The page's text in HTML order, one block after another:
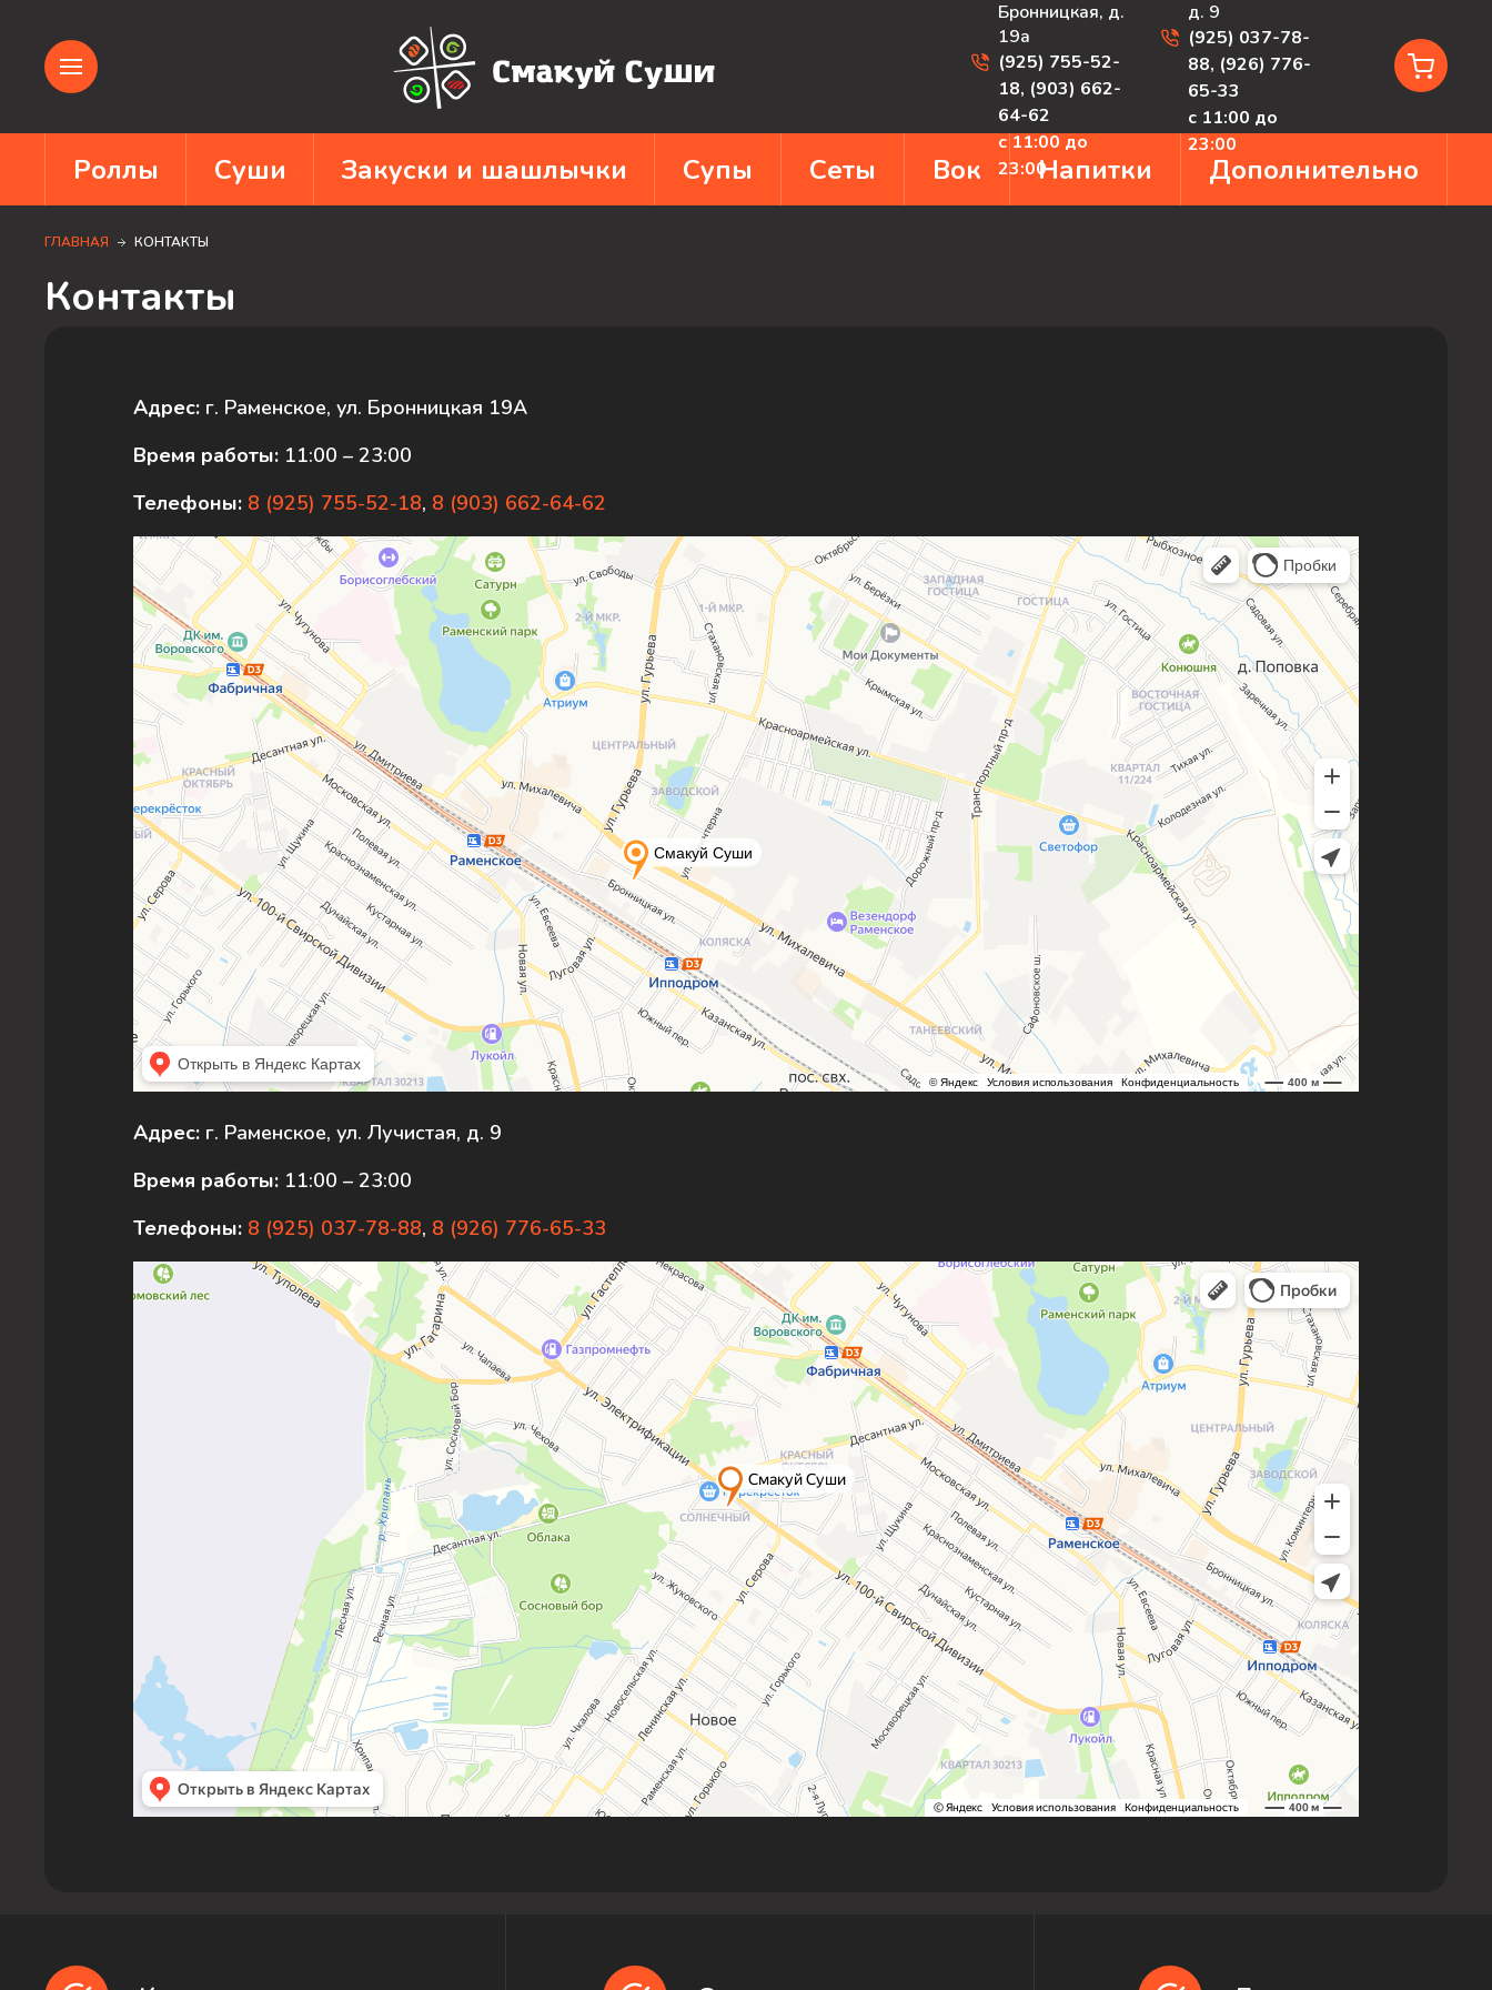
Бронницкая, д.
19а
(925) 755-52-
18, (903) 662-
64-62
с 11:00 до
23:00
д. 9
(925) 037-78-
88, (926) 776-
65-33
с 11:00 до
23:00
Роллы Суши Закуски и шашлычки Супы Сеты Вок Напитки Дополнительно
ГЛАВНАЯ КОНТАКТЫ
Контакты
Адрес: г. Раменское, ул. Бронницкая 19А
Время работы: 11:00 – 23:00
Телефоны: 8 (925) 755-52-18, 8 (903) 662-64-62
Адрес: г. Раменское, ул. Лучистая, д. 9
Время работы: 11:00 – 23:00
Телефоны: 8 (925) 037-78-88, 8 (926) 776-65-33